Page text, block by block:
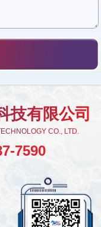
技有限公司
CO., LTD.
7590